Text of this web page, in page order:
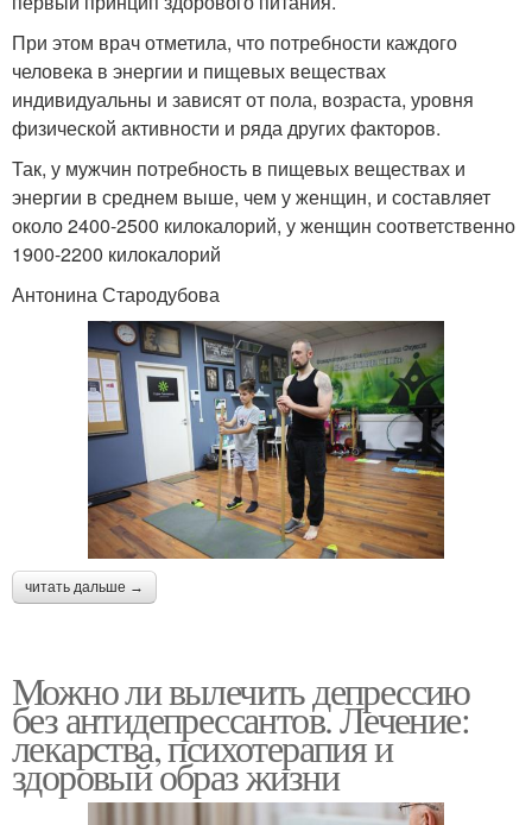
При этом врач отметила, что потребности каждого
человека в энергии и пищевых веществах
индивидуальны и зависят от пола, возраста, уровня
физической активности и ряда других факторов.
Так, у мужчин потребность в пищевых веществах и
энергии в среднем выше, чем у женщин, и составляет
около 2400-2500 килокалорий, у женщин соответственно
1900-2200 килокалорий
Антонина Стародубова
читать дальше →
Можно ли вылечить депрессию
без антидепрессантов. Лечение:
лекарства, психотерапия и
здоровый образ жизни